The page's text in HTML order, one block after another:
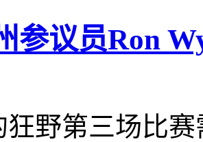
参议员Ron
狂野第三场比